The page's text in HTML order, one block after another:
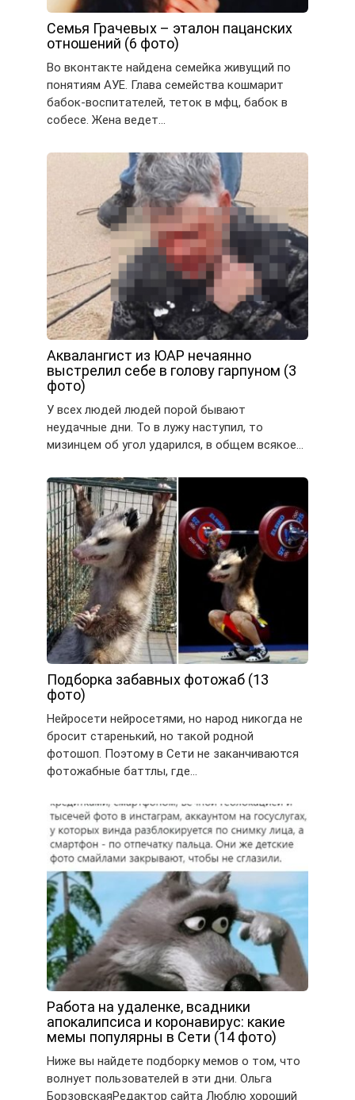
Семья Грачевых – эталон пацанских
отношений (6 фото)
Во вконтакте найдена семейка живущий по
понятиям АУЕ. Глава семейства кошмарит
бабок-воспитателей, теток в мфц, бабок в
собесе. Жена ведет…
Аквалангист из ЮАР нечаянно
выстрелил себе в голову гарпуном (3
фото)
У всех людей людей порой бывают
неудачные дни. То в лужу наступил, то
мизинцем об угол ударился, в общем всякое…
Подборка забавных фотожаб (13
фото)
Нейросети нейросетями, но народ никогда не
бросит старенький, но такой родной
фотошоп. Поэтому в Сети не заканчиваются
фотожабные баттлы, где…
Работа на удаленке, всадники
апокалипсиса и коронавирус: какие
мемы популярны в Сети (14 фото)
Ниже вы найдете подборку мемов о том, что
волнует пользователей в эти дни. Ольга
БорзовскаяРедактор сайта Люблю хороший